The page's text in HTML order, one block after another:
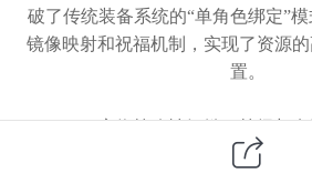
破了传统装备系统的“单角色绑定”
镜像映射和祝福机制，实现了资源
置。
1. 库位策略性解锁：等级与
等级关联：